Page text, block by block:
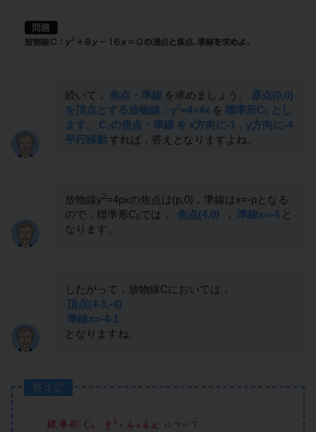
続いて， 焦点・準線 を求めましょう。
原点(0,0)
を頂点とする放物線：y2=4×4x を 標準形C 0
とし
ます。
C 0 の焦点・準線 を x方向に-1，y方向に-4
平行移動 すれば，答えとなりますよね。
放物線y2=4pxの焦点は(p,0)，準線はx=-pとなる
ので，標準形C 0では， 焦点(4,0) ， 準線x=-4 と
なります。
したがって，放物線Cにおいては，
頂点(4-1,-4)
準線x=-4-1
となりますね。
答え②